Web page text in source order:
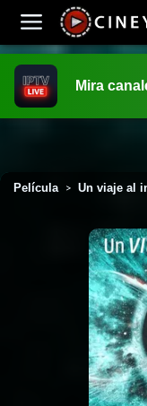
Mira
Película > Un viaje al